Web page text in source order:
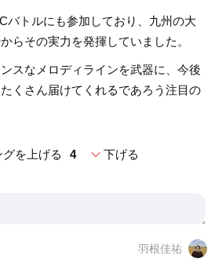
バトルにも参加しており、九州の大
らその実力を発揮していました。
スなメロディラインを武器に、今後
くさん届けてくれるであろう注目の
を上げる 4 expand_more下げる
羽根佳祐